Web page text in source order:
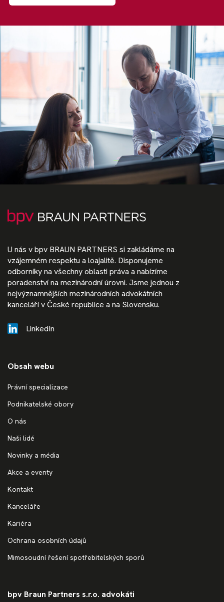
U nás v bpv BRAUN PARTNERS si zakládáme na
vzájemném respektu a loajalitě. Disponujeme
odborníky na všechny oblasti práva a nabízíme
poradenství na mezinárodní úrovni. Jsme jednou z
nejvýznamnějších mezinárodních advokátních
kanceláří v České republice a na Slovensku.
LinkedIn
Obsah webu
Právní specializace
Podnikatelské obory
O nás
Naši lidé
Novinky a média
Akce a eventy
Kontakt
Kanceláře
Kariéra
Ochrana osobních údajů
Mimosoudní řešení spotřebitelských sporů
bpv Braun Partners s.r.o. advokáti